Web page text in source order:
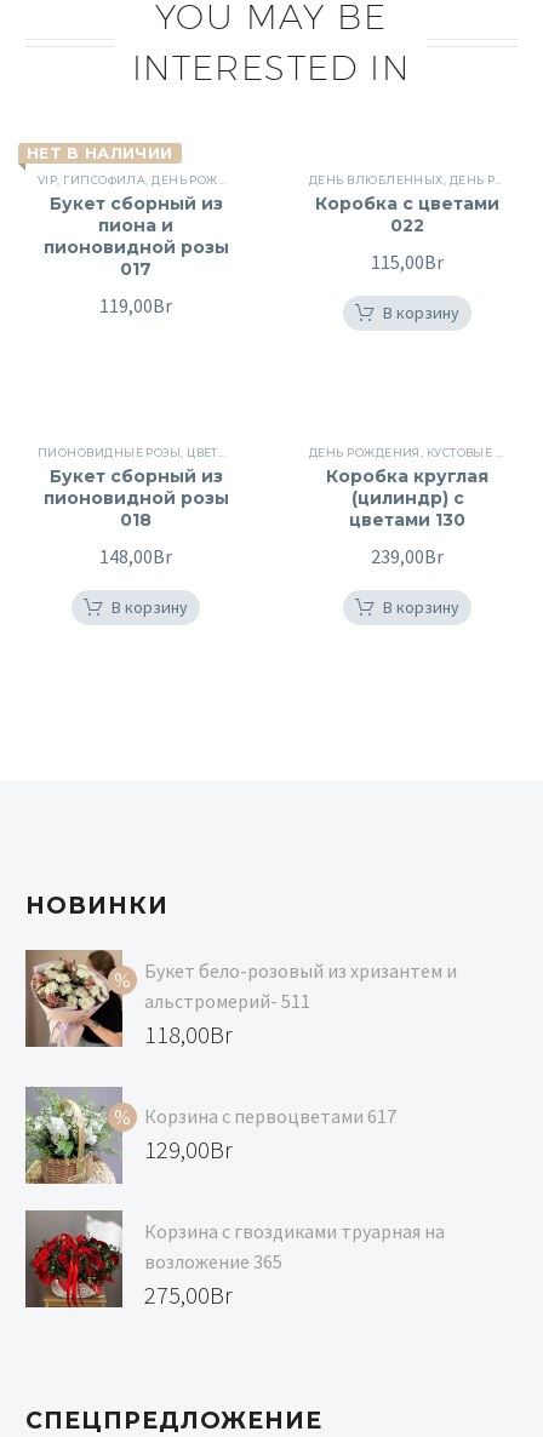
YOU MAY BE
INTERESTED IN
НЕТ В НАЛИЧИИ
VIP ГИПСОФИЛА ДЕНЬ РОЖДЕНИЯ ПИОНОВИДНЫЕ РОЗЫ,ПИОНЫ,СБОРНЫЕ
Букет сборный из
пиона и
пионовидной розы
017
119,00Br
ДЕНЬ ВЛЮБЛЕННЫХ ДЕНЬ РОЖДЕНИЯ
Коробка с цветами
022
115,00Br
В корзину
ПИОНОВИДНЫЕ РОЗЫ ЦВЕТЫ ДЛЯ ЖЕНЩИН
Букет сборный из
пионовидной розы
018
148,00Br
В корзину
ДЕНЬ РОЖДЕНИЯ КУСТОВЫЕ РОЗЫ
Коробка круглая
(цилиндр) с
цветами 130
239,00Br
В корзину
НОВИНКИ
Букет бело-розовый из хризантем и
альстромерий- 511
Первоначальная
составляла
129,00Br.
118,00Br
цена:
118,00Br.
Корзина с первоцветами 617
Первоначальная
составляла
139,00Br.
129,00Br
цена:
129,00Br.
Корзина с гвоздиками труарная на
возложение 365
275,00Br
СПЕЦПРЕДЛОЖЕНИЕ